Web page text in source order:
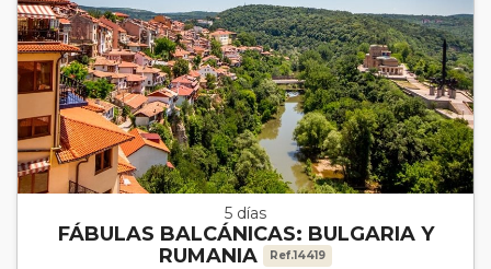
5 días
FÁBULAS BALCÁNICAS: BULGARIA Y
RUMANIA
Ref.14419